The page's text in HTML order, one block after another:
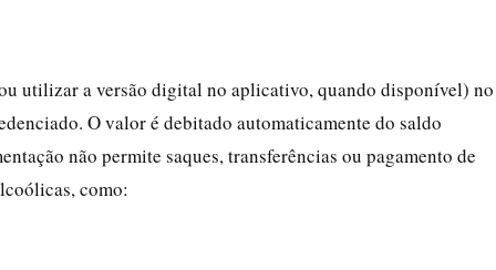
utilizar a versão digital no aplicativo, quando disponível) no
O valor é debitado automaticamente do saldo
não permite saques, transferências ou pagamento de
como: